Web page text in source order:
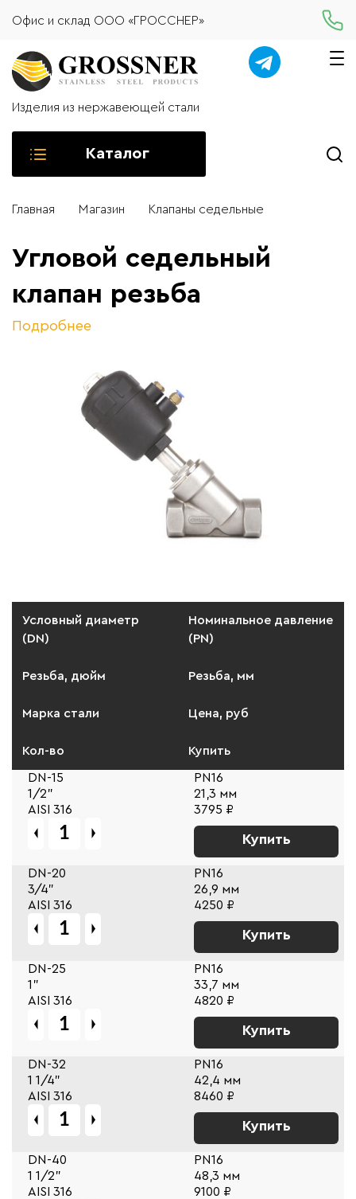
Офис и склад ООО «ГРОССНЕР»
Изделия из нержавеющей стали
Каталог
Главная Магазин Клапаны седельные
Угловой седельный
клапан резьба
Подробнее
Условный диаметр
(DN)
Номинальное давление
(PN)
Резьба, дюйм Резьба, мм
Марка стали Цена, руб
Кол-во Купить
DN-15
PN16
1/2"
21,3 мм
AISI 316
3795 ₽
Купить
DN-20
PN16
3/4"
26,9 мм
AISI 316
4250 ₽
Купить
DN-25
PN16
1"
33,7 мм
AISI 316
4820 ₽
Купить
DN-32
PN16
1 1/4"
42,4 мм
AISI 316
8460 ₽
Купить
DN-40
PN16
1 1/2"
48,3 мм
AISI 316
9100 ₽